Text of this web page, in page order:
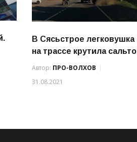
В Сясьстрое легковушка
на трассе крутила сальто
Автор: ПРО-ВОЛХОВ
31.08.2021